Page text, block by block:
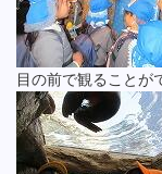
目の前で観ることが